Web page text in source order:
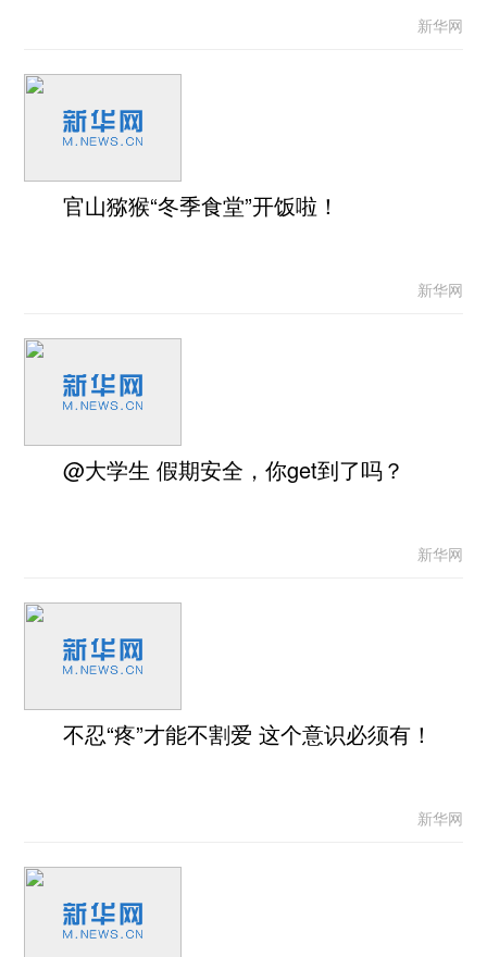
新华网
官山猕猴“冬季食堂”开饭啦！
新华网
@大学生 假期安全，你get到了吗？
新华网
不忍“疼”才能不割爱 这个意识必须有！
新华网